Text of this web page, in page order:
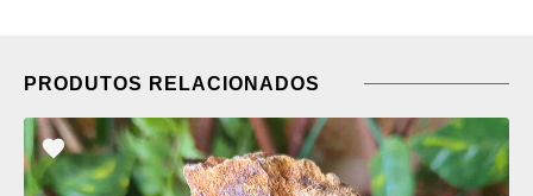
PRODUTOS RELACIONADOS
ADICIONAR